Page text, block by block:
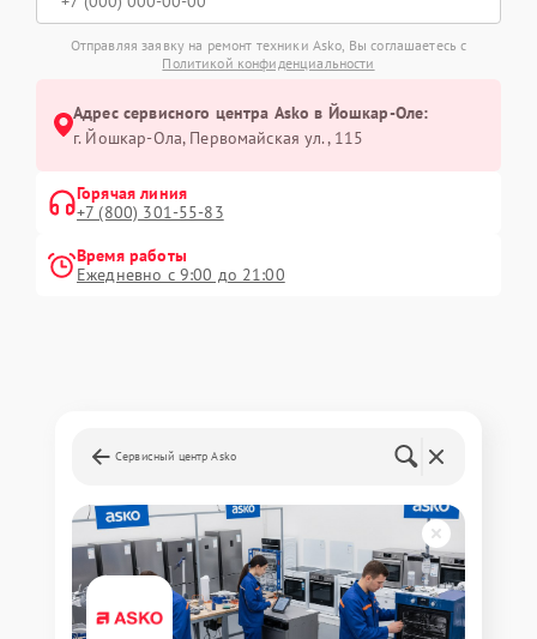
Отправляя заявку на ремонт техники Asko, Вы соглашаетесь с
Политикой конфиденциальности
Адрес сервисного центра Asko в Йошкар-Оле:
г. Йошкар-Ола, Первомайская ул., 115
Горячая линия
+7 (800) 301-55-83
Время работы
Ежедневно с 9:00 до 21:00
Сервисный центр Asko